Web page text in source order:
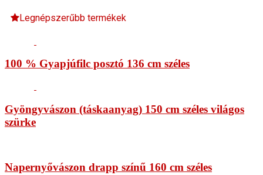
Legnépszerűbb termékek
100 % Gyapjúfilc posztó 136 cm széles
Gyöngyvászon (táskaanyag) 150 cm széles világos
szürke
Napernyővászon drapp színű 160 cm széles